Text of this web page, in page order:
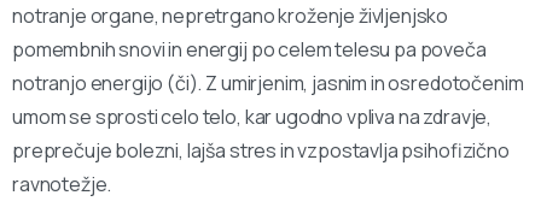
notranje organe, nepretrgano kroženje življenjsko
pomembnih snovi in energij po celem telesu pa poveča
notranjo energijo (či). Z umirjenim, jasnim in osredotočenim
umom se sprosti celo telo, kar ugodno vpliva na zdravje,
preprečuje bolezni, lajša stres in vzpostavlja psihofizično
ravnotežje.